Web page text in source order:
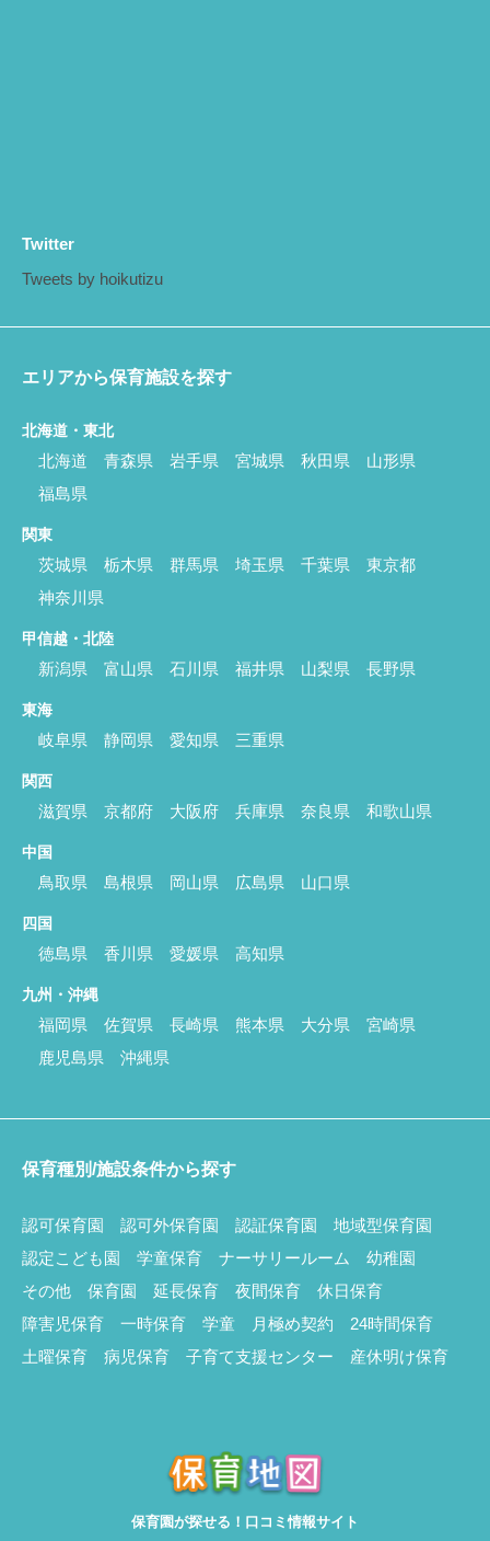
Twitter
Tweets by hoikutizu
エリアから保育施設を探す
北海道・東北
北海道 青森県 岩手県 宮城県 秋田県
山形県
福島県
関東
茨城県 栃木県 群馬県 埼玉県 千葉県
東京都
神奈川県
甲信越・北陸
新潟県 富山県 石川県 福井県 山梨県 長野県
東海
岐阜県 静岡県 愛知県 三重県
関西
滋賀県 京都府 大阪府 兵庫県 奈良県 和歌山県
中国
鳥取県 島根県 岡山県 広島県 山口県
四国
徳島県 香川県 愛媛県 高知県
九州・沖縄
福岡県 佐賀県 長崎県 熊本県 大分県
宮崎県
鹿児島県
沖縄県
保育種別/施設条件から探す
認可保育園 認可外保育園 認証保育園
地域型保育園
認定こども園
学童保育 ナーサリールーム
幼稚園
その他
保育園 延長保育 夜間保育
休日保育
障害児保育
一時保育 学童 月極め契約
24時間保育
土曜保育
病児保育 子育て支援センター 産休明け保育
保育園が探せる！口コミ情報サイト